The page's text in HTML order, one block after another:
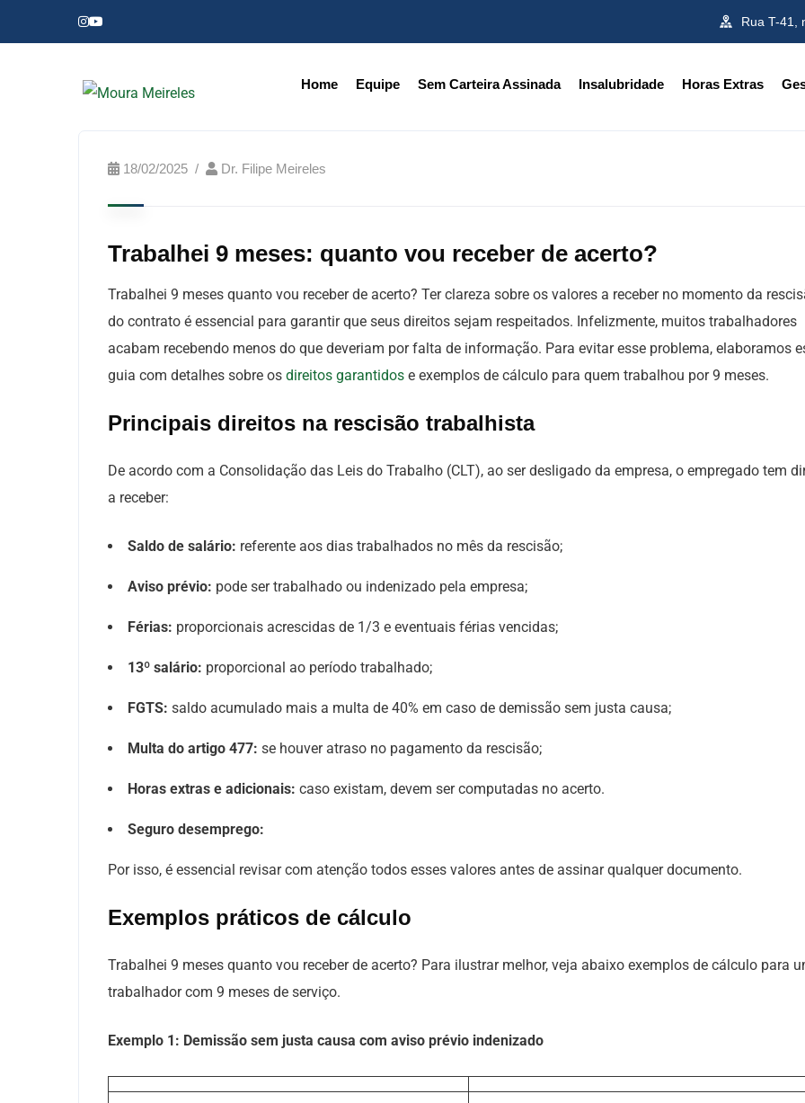
Rua T-41,
Home Equipe Sem Carteira Assinada Insalubridade Horas Extras
18/02/2025 Dr. Filipe Meireles
Trabalhei 9 meses: quanto vou receber de acerto?
Trabalhei 9 meses quanto vou receber de acerto? Ter clareza sobre os valores a receber no momento da
do contrato é essencial para garantir que seus direitos sejam respeitados. Infelizmente, muitos trabalhadores
acabam recebendo menos do que deveriam por falta de informação. Para evitar esse problema, elaboramos
guia com detalhes sobre os direitos garantidos e exemplos de cálculo para quem trabalhou por 9 meses.
Principais direitos na rescisão trabalhista
De acordo com a Consolidação das Leis do Trabalho (CLT), ao ser desligado da empresa, o empregado tem
a receber:
Saldo de salário: referente aos dias trabalhados no mês da rescisão;
Aviso prévio: pode ser trabalhado ou indenizado pela empresa;
Férias: proporcionais acrescidas de 1/3 e eventuais férias vencidas;
13º salário: proporcional ao período trabalhado;
FGTS: saldo acumulado mais a multa de 40% em caso de demissão sem justa causa;
Multa do artigo 477: se houver atraso no pagamento da rescisão;
Horas extras e adicionais: caso existam, devem ser computadas no acerto.
Seguro desemprego:
Por isso, é essencial revisar com atenção todos esses valores antes de assinar qualquer documento.
Exemplos práticos de cálculo
Trabalhei 9 meses quanto vou receber de acerto? Para ilustrar melhor, veja abaixo exemplos de cálculo para
trabalhador com 9 meses de serviço.
Exemplo 1: Demissão sem justa causa com aviso prévio indenizado